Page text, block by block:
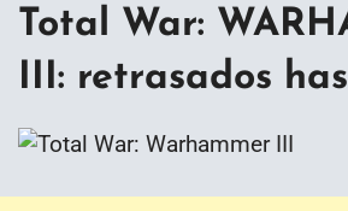
Total War:
III: retrasados